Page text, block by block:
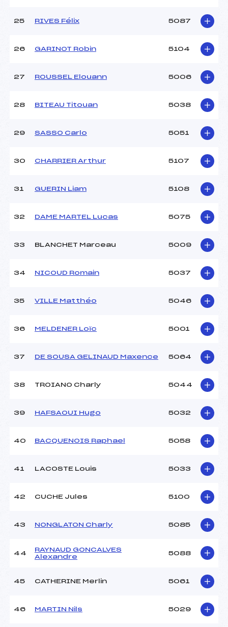
25 RIVES Félix 5087
26 GARINOT Robin 5104
27 ROUSSEL Elouann 5006
28 BITEAU Titouan 5038
29 SASSO Carlo 5051
30 CHARRIER Arthur 5107
31 GUERIN Liam 5108
32 DAME MARTEL Lucas 5075
33 BLANCHET Marceau 5009
34 NICOUD Romain 5037
35 VILLE Matthéo 5046
36 MELDENER Loïc 5001
37 DE SOUSA GELINAUD Maxence 5064
38 TROIANO Charly 5044
39 HAFSAOUI Hugo 5032
40 BACQUENOIS Raphael 5058
41 LACOSTE Louis 5033
42 CUCHE Jules 5100
43 NONGLATON Charly 5085
44
RAYNAUD GONCALVES
Alexandre
5088
45 CATHERINE Merlin 5061
46 MARTIN Nils 5029